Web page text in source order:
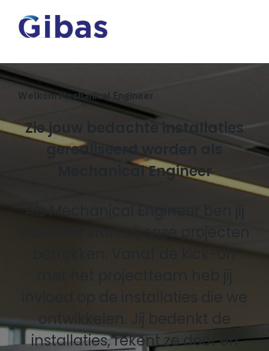
Welkom Mechanical Engineer
Zie jouw bedachte installaties
gerealiseerd worden als
Mechanical Engineer
Als Mechanical Engineer ben jij
vanaf de start bij onze projecten
invloed op de installaties die we
ontwikkelen. Jij bedenkt de
installaties, rekent ze door en